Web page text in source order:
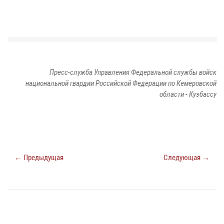
Пресс-служба Управления Федеральной службы войск
национальной гвардии Российской Федерации по Кемеровской
области - Кузбассу
← Предыдущая Следующая →